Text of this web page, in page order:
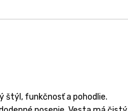
štýl, funkčnosťa pohodlie.